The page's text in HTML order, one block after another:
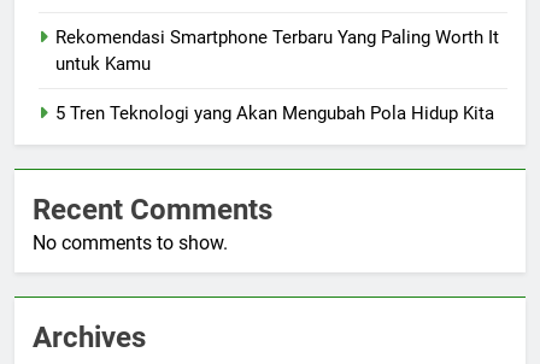
Rekomendasi Smartphone Terbaru Yang Paling Worth It
untuk Kamu
5 Tren Teknologi yang Akan Mengubah Pola Hidup Kita
Recent Comments
No comments to show.
Archives